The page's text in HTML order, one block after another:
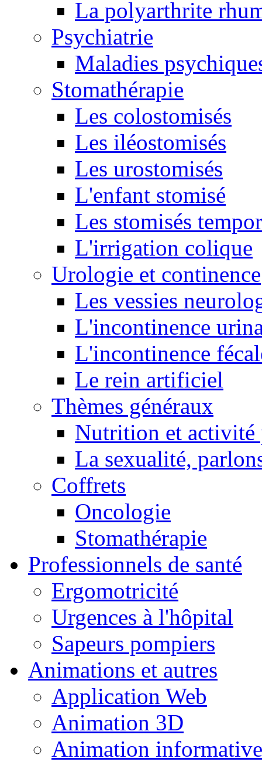
La polyarthrite
Psychiatrie
Maladies
Stomathérapie
Les colostomisés
Les iléostomisés
Les urostomisés
L'enfant stomisé
Les stomisés
L'irrigation colique
Urologie et continence
Les vessies
L'incontinence
L'incontinence
Le rein artificiel
Thèmes généraux
Nutrition et activité
La sexualité,
Coffrets
Oncologie
Stomathérapie
Professionnels de santé
Ergomotricité
Urgences à l'hôpital
Sapeurs pompiers
Animations et autres
Application Web
Animation 3D
Animation informative